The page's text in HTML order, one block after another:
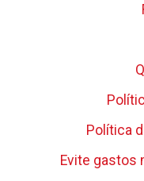
Política
Evite gastos